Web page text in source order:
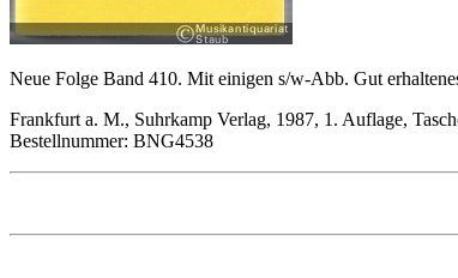
Neue Folge Band 410. Mit einigen s/w-Abb. Gut
Frankfurt a. M., Suhrkamp Verlag, 1987, 1. Auflage,
Bestellnummer: BNG4538